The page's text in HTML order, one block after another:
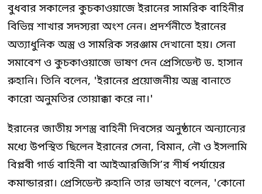
বুধবার সকালের কুচকাওয়াজে ইরানের সামরিক বাহিনীর
বিভিন্ন শাখার সদস্যরা অংশ নেন। প্রদর্শনীতে ইরানের
অত্যাধুনিক অস্ত্র ও সামরিক সরঞ্জাম দেখানো হয়। সেনা
সমাবেশ ও কুচকাওয়াজে ভাষণ দেন প্রেসিডেন্ট ড. হাসান
রুহানি। তিনি বলেন, 'ইরানের প্রয়োজনীয় অস্ত্র বানাতে
কারো অনুমতির তোয়াক্কা করে না।'
ইরানের জাতীয় সশস্ত্র বাহিনী দিবসের অনুষ্ঠানে অন্যান্যের
মধ্যে উপস্থিত ছিলেন ইরানের সেনা, বিমান, নৌ ও ইসলামি
বিপ্লবী গার্ড বাহিনী বা আইআরজিসি’র শীর্ষ পর্যায়ের
কমান্ডাররা। প্রেসিডেন্ট রুহানি তার ভাষণে বলেন, 'কোনো